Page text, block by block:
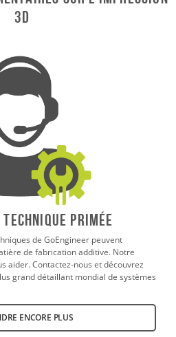
3D
PRIMÉE
de GoEngineer peuvent
de fabrication additive. Notre
aider. Contactez-nous et découvrez
grand détaillant mondial de systèmes
ENCORE PLUS